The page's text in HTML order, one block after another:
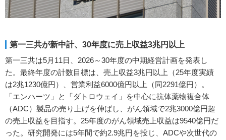
第一三共が新中計、30年度に売上収益3兆円以上
第一三共は5月11日、2026～30年度の中期経営計画を発表し
た。最終年度の計数目標は、売上収益3兆円以上（25年度実績
は2兆1230億円）、営業利益6000億円以上（同2291億円）。
「エンハーツ」と「ダトロウェイ」を中心に抗体薬物複合体
（ADC）製品の売り上げを伸ばし、がん領域で2兆3000億円超
の売上収益を目指す。25年度のがん領域売上収益は9540億円だ
った。研究開発には5年間で約2.9兆円を投じ、ADCや次世代の